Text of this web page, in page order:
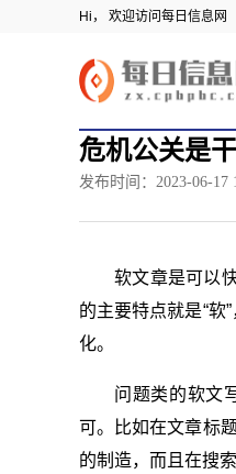
Hi， 欢迎访问每日信息网
危机公关是
发布时间：2023-06-17
软文章是可以
的主要特点就是“软
化。
问题类的软文
可。比如在文章标
的制造，而且在搜